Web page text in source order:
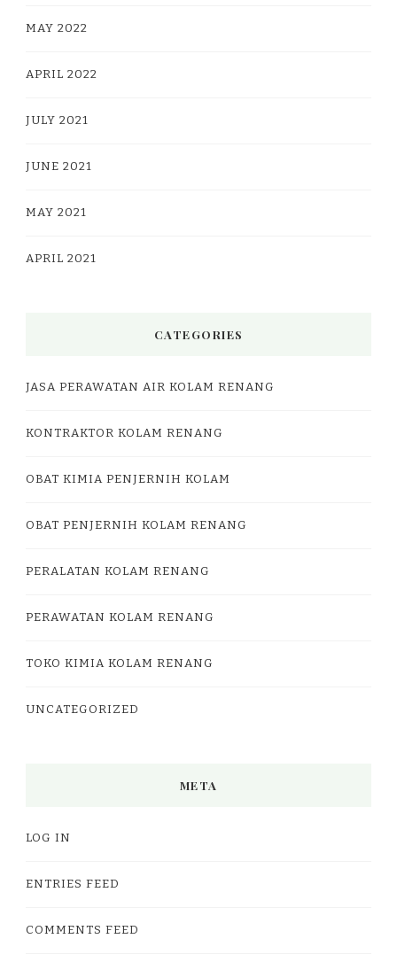
MAY 2022
APRIL 2022
JULY 2021
JUNE 2021
MAY 2021
APRIL 2021
CATEGORIES
JASA PERAWATAN AIR KOLAM RENANG
KONTRAKTOR KOLAM RENANG
OBAT KIMIA PENJERNIH KOLAM
OBAT PENJERNIH KOLAM RENANG
PERALATAN KOLAM RENANG
PERAWATAN KOLAM RENANG
TOKO KIMIA KOLAM RENANG
UNCATEGORIZED
META
LOG IN
ENTRIES FEED
COMMENTS FEED